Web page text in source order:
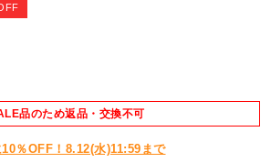
品のため返品・交換不可
％OFF！8.12(水)11:59まで